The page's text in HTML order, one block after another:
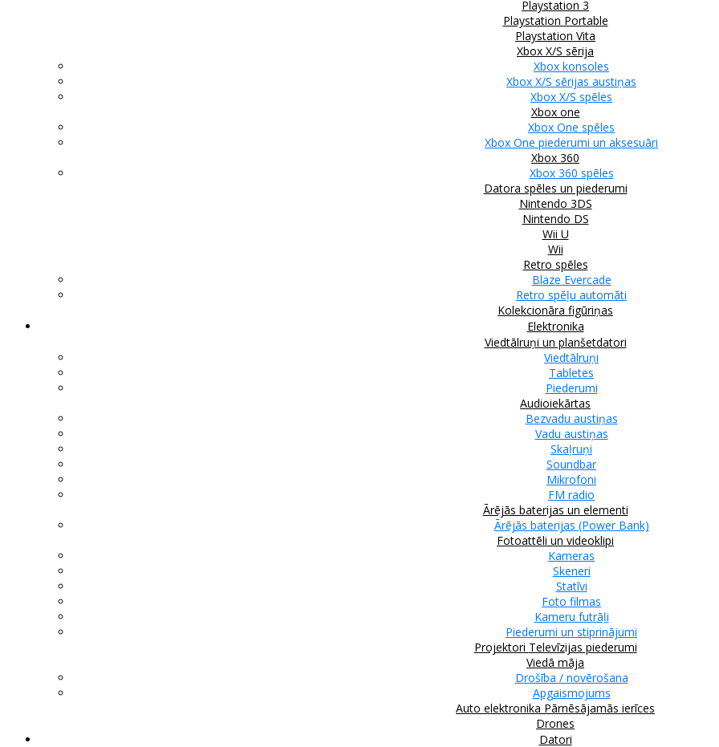
Playstation 3
Playstation Portable
Playstation Vita
Xbox X/S sērija
Xbox konsoles
Xbox X/S sērijas austiņas
Xbox X/S spēles
Xbox one
Xbox One spēles
Xbox One piederumi un aksesuāri
Xbox 360
Xbox 360 spēles
Datora spēles un piederumi
Nintendo 3DS
Nintendo DS
Wii U
Wii
Retro spēles
Blaze Evercade
Retro spēļu automāti
Kolekcionāra figūriņas
Elektronika
Viedtālruņi un planšetdatori
Viedtālruņi
Tabletes
Piederumi
Audioiekārtas
Bezvadu austiņas
Vadu austiņas
Skaļruņi
Soundbar
Mikrofoni
FM radio
Ārējās baterijas un elementi
Ārējās baterijas (Power Bank)
Fotoattēli un videoklipi
Kameras
Skeneri
Statīvi
Foto filmas
Kameru futrāļi
Piederumi un stiprinājumi
Projektori Televīzijas piederumi
Viedā māja
Drošība / novērošana
Apgaismojums
Auto elektronika Pārnēsājamās ierīces
Drones
Datori